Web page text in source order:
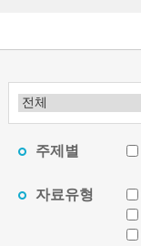
주제별
자료유형